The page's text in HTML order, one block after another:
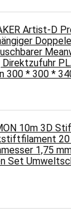
Artist-D
Direktzufuhr
300 * 300 *
10m 3D
1,75
Set